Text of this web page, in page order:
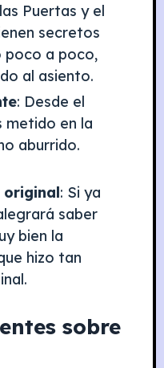
Puertas y el
secretos
poco a poco,
al asiento.
: Desde el
metido en la
aburrido.
original: Si ya
saber
bien la
hizo tan
sobre